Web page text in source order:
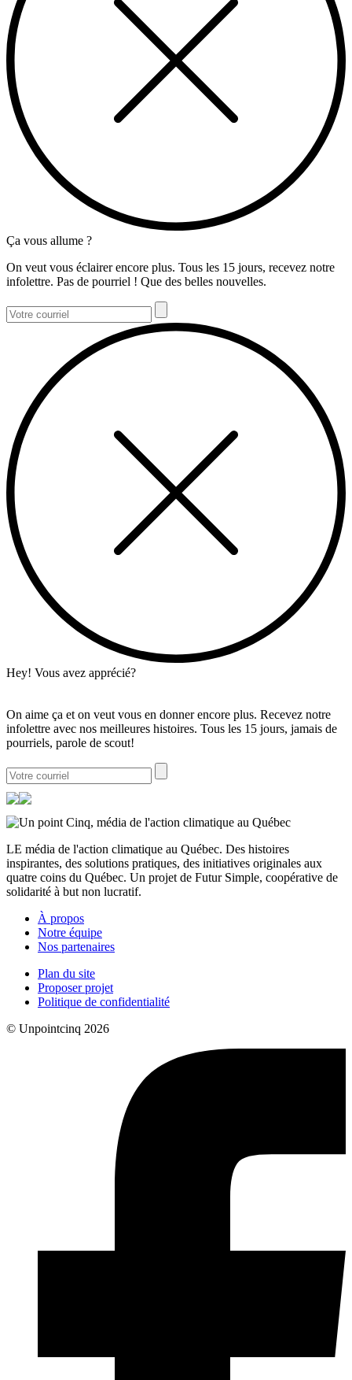
Ça vous allume ?
On veut vous éclairer encore plus. Tous les 15 jours, recevez notre
infolettre. Pas de pourriel ! Que des belles nouvelles.
Hey! Vous avez apprécié?
On aime ça et on veut vous en donner encore plus. Recevez notre
infolettre avec nos meilleures histoires. Tous les 15 jours, jamais de
pourriels, parole de scout!
LE média de l'action climatique au Québec. Des histoires
inspirantes, des solutions pratiques, des initiatives originales aux
quatre coins du Québec. Un projet de Futur Simple, coopérative de
solidarité à but non lucratif.
À propos
Notre équipe
Nos partenaires
Plan du site
Proposer projet
Politique de confidentialité
© Unpointcinq 2026